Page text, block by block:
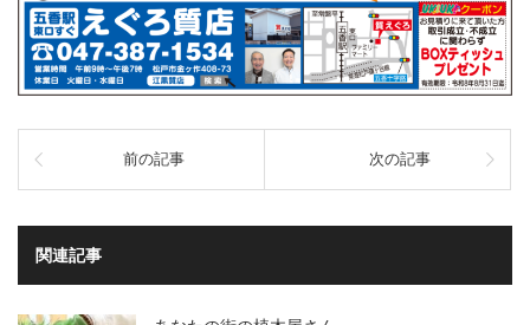
前の記事 次の記事
関連記事